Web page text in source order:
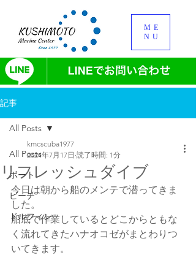
ME
NU
記事
All Posts
ボート
ビーチ
ドルフィン
All Posts
リフレッシュダイブ
kmcscuba1977
2024年7月17日 読了時間: 1分
今日は朝から船のメンテで潜ってきま
した。
船底で作業しているとどこからともな
く流れてきたハナオコゼがまとわりつ
いてきます。